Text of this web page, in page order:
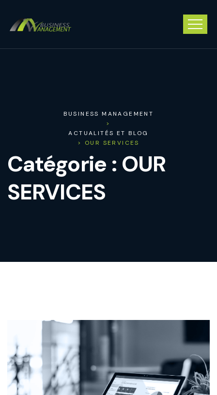
BUSINESS MANAGEMENT
>
ACTUALITÉS ET BLOG
> OUR SERVICES
Catégorie : OUR
SERVICES